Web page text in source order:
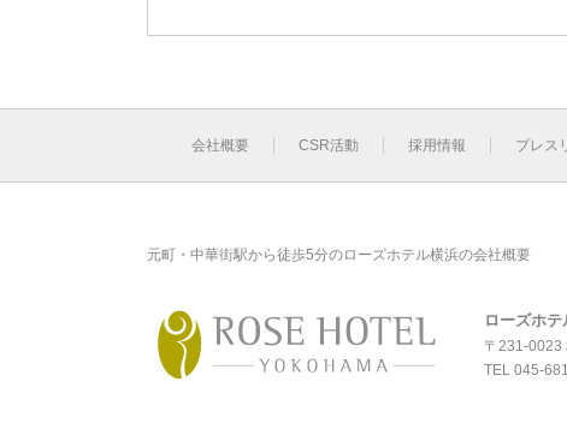
会社概要 CSR活動 採用情報 プレス
元町・中華街駅から徒歩5分のローズホテル横浜の会社概要
ローズホテ
〒231-0023
TEL 045-